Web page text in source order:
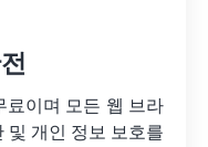
료이며 모든 웹 브라
및 개인 정보 보호를